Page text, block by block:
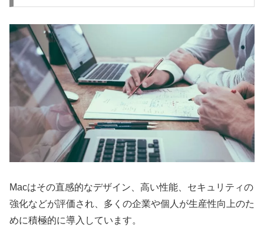
Macはその直感的なデザイン、高い性能、セキュリティの
強化などが評価され、多くの企業や個人が生産性向上のた
めに積極的に導入しています。